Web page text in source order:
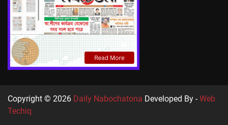
Copyright © 2026 Daily Nabochatona Developed By -Web
Techiq